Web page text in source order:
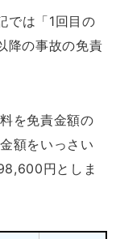
では「1回目の
降の事故の免責
を免責金額の
額をいっさい
円としま